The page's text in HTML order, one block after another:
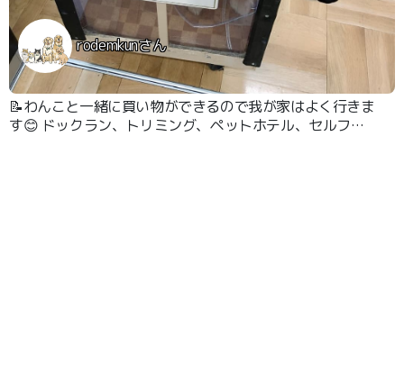
rodemkunさん
📝わんこと一緒に買い物ができるので我が家はよく行きま
す😊 ドックラン、トリミング、ペットホテル、セルフウ